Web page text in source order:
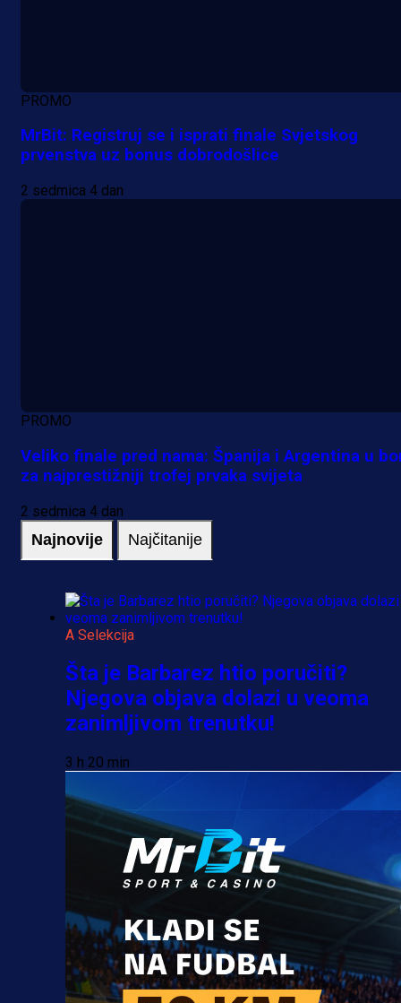
PROMO
MrBit: Registruj se i isprati finale Svjetskog
prvenstva uz bonus dobrodošlice
2 sedmica 4 dan
PROMO
Veliko finale pred nama: Španija i Argentina u
za najprestižniji trofej prvaka svijeta
2 sedmica 4 dan
Najnovije Najčitanije
A Selekcija
Šta je Barbarez htio poručiti?
Njegova objava dolazi u veoma
zanimljivom trenutku!
3 h 20 min